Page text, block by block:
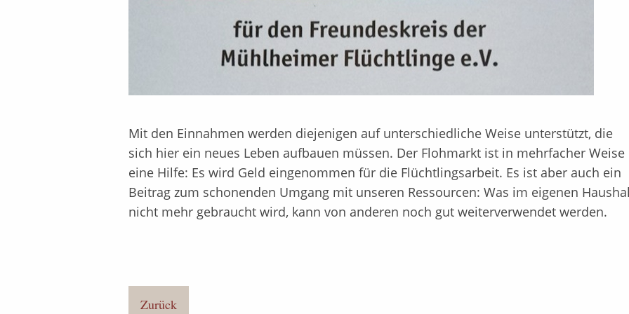
Mit den Einnahmen werden diejenigen auf unterschiedliche Weise unterstützt, die
sich hier ein neues Leben aufbauen müssen. Der Flohmarkt ist in mehrfacher Weise
eine Hilfe: Es wird Geld eingenommen für die Flüchtlingsarbeit. Es ist aber auch ein
Beitrag zum schonenden Umgang mit unseren Ressourcen: Was im eigenen
nicht mehr gebraucht wird, kann von anderen noch gut weiterverwendet werden.
Zurück